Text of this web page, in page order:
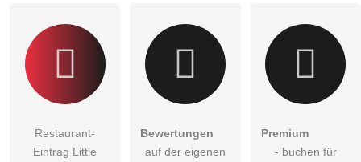
Restaurant-
Eintrag Little
Bewertungen
auf der eigenen
Premium
- buchen für